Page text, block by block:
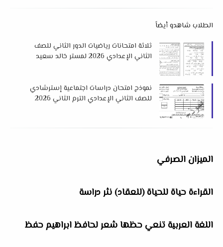
الطلاب شاهدو أيضاً
ثلاثة امتحانات رياضيات الدور الثاني للصف
الثاني الإعدادي 2026 لمستر خالد سعيد
نموذج امتحان دراسات اجتماعية إسترشادي
للصف الثاني الإعدادي الترم الثاني 2026
الميزان الصرفي
القراءة حياة للحياة (للعقاد) نثر دراسة
اللغة العربية تنعي حظها شعر لحافظ ابراهيم حفظ